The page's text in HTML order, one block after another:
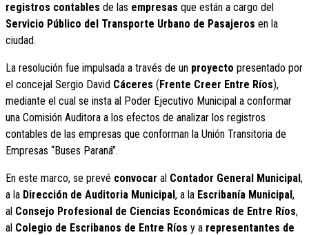
registros contables de las empresas que están a cargo del
Servicio Público del Transporte Urbano de Pasajeros en la
ciudad.
La resolución fue impulsada a través de un proyecto presentado por
el concejal Sergio David Cáceres (Frente Creer Entre Ríos),
mediante el cual se insta al Poder Ejecutivo Municipal a conformar
una Comisión Auditora a los efectos de analizar los registros
contables de las empresas que conforman la Unión Transitoria de
Empresas “Buses Paraná”.
En este marco, se prevé convocar al Contador General Municipal,
a la Dirección de Auditoria Municipal, a la Escribanía Municipal,
al Consejo Profesional de Ciencias Económicas de Entre Ríos,
al Colegio de Escribanos de Entre Ríos y a representantes de